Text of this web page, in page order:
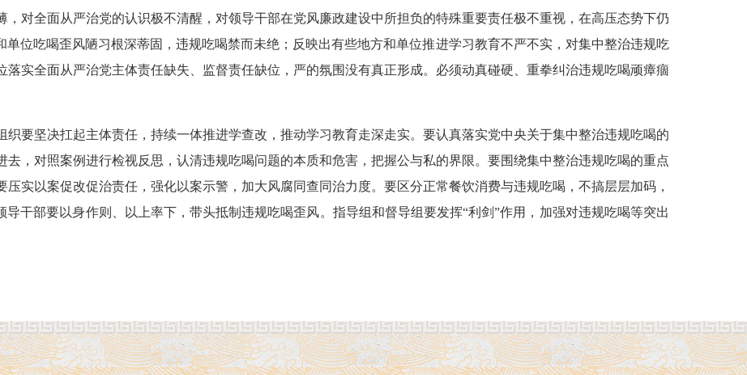
对全面从严治党的认识极不清醒，对领导干部在党风廉政建设中所担负的特殊重要责任极不重视，在高压态势下仍
单位吃喝歪风陋习根深蒂固，违规吃喝禁而未绝；反映出有些地方和单位推进学习教育不严不实，对集中整治违规吃
实全面从严治党主体责任缺失、监督责任缺位，严的氛围没有真正形成。必须动真碰硬、重拳纠治违规吃喝顽瘴痼
坚决扛起主体责任，持续一体推进学查改，推动学习教育走深走实。要认真落实党中央关于集中整治违规吃喝的
，对照案例进行检视反思，认清违规吃喝问题的本质和危害，把握公与私的界限。要围绕集中整治违规吃喝的重点
实以案促改促治责任，强化以案示警，加大风腐同查同治力度。要区分正常餐饮消费与违规吃喝，不搞层层加码，
干部要以身作则、以上率下，带头抵制违规吃喝歪风。指导组和督导组要发挥“利剑”作用，加强对违规吃喝等突出